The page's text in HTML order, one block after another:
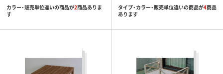
カラー・販売単位違いの商品が2商品ありま
す
タイプ・カラー・販売単位違いの商品が4商品
あります